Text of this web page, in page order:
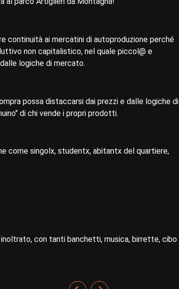
continuità ai mercatini di autoproduzione perché
non capitalistico, nel quale piccol@ e
logiche di mercato.
possa distaccarsi dai prezzi e dalle logiche di
di chi vende i propri prodotti.
come singolx, studentx, abitantx del quartiere,
con tanti banchetti, musica, birrette, cibo